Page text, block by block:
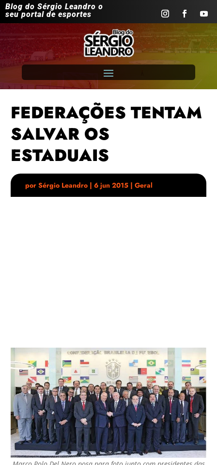
Blog do Sérgio Leandro o
seu portal de esportes
FEDERAÇÕES TENTAM
SALVAR OS
ESTADUAIS
porSérgio Leandro |6 jun 2015 |Geral